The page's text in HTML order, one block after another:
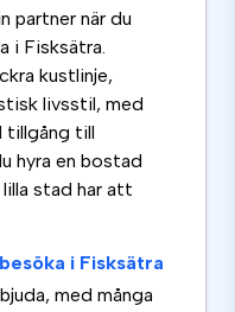
partner när du
i Fisksätra.
kustlinje,
livsstil, med
tillgång till
hyra en bostad
stad har att
i Fisksätra
med många